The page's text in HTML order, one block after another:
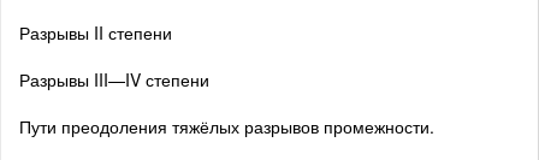
Разрывы II степени
Разрывы III—IV степени
Пути преодоления тяжёлых разрывов промежности.